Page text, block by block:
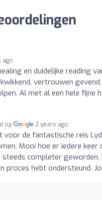
ago
en duidelijke reading
vertrouwen
Al met al een hele fijne
op 2 years ago
voor de fantastische reis
Mooi hoe er iedere
completer
proces hebt ondersteund.